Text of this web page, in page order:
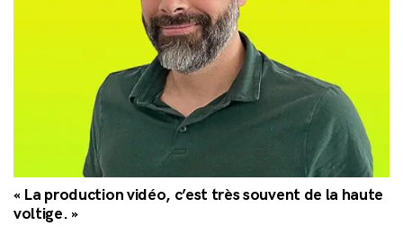
« La production vidéo, c’est très souvent de la haute
voltige. »